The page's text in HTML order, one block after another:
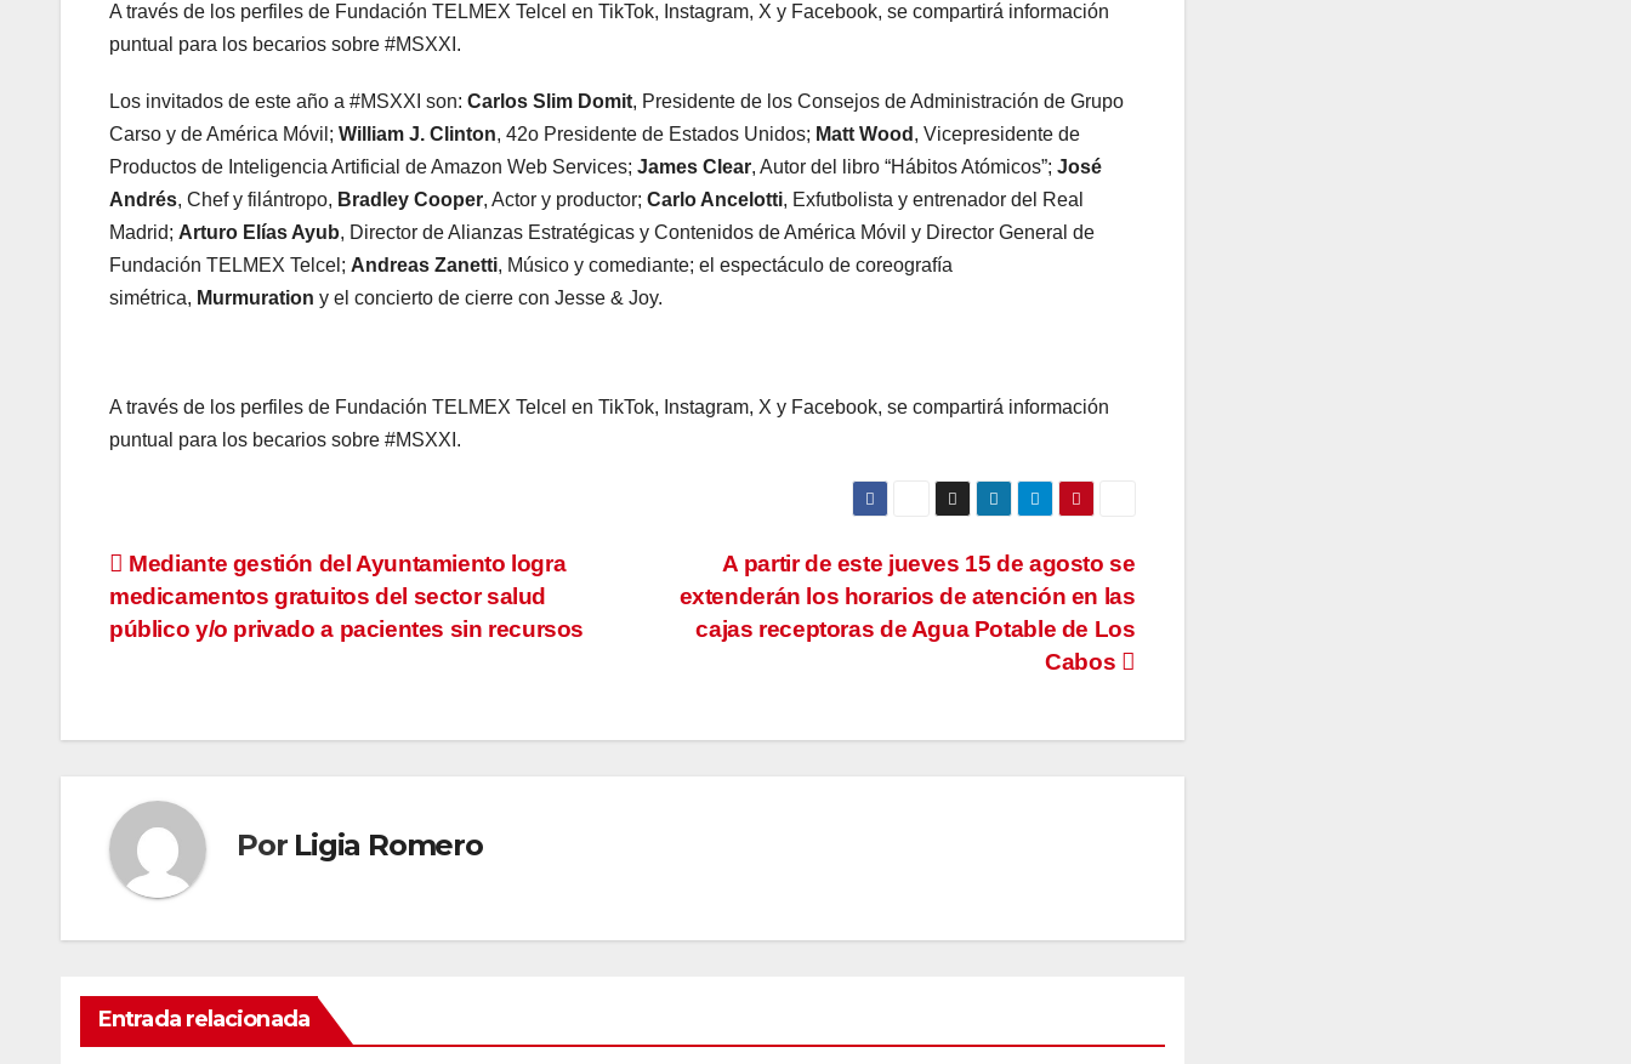
A través de los perfiles de Fundación TELMEX Telcel en TikTok, Instagram, X y Facebook, se compartirá información
puntual para los becarios sobre #MSXXI.
Los invitados de este año a #MSXXI son: Carlos Slim Domit, Presidente de los Consejos de Administración de Grupo
Carso y de América Móvil; William J. Clinton, 42o Presidente de Estados Unidos; Matt Wood , Vicepresidente de
Productos de Inteligencia Artificial de Amazon Web Services; James Clear, Autor del libro “Hábitos Atómicos”; José
Andrés, Chef y filántropo, Bradley Cooper, Actor y productor; Carlo Ancelotti, Exfutbolista y entrenador del Real
Madrid; Arturo Elías Ayub, Director de Alianzas Estratégicas y Contenidos de América Móvil y Director General de
Fundación TELMEX Telcel; Andreas Zanetti, Músico y comediante; el espectáculo de coreografía
simétrica, Murmuration y el concierto de cierre con Jesse & Joy.
A través de los perfiles de Fundación TELMEX Telcel en TikTok, Instagram, X y Facebook, se compartirá información
puntual para los becarios sobre #MSXXI.
Navegación
de
A partir de este jueves 15 de agosto se
extenderán los horarios de atención en las
cajas receptoras de Agua Potable de Los
Cabos
Mediante gestión del Ayuntamiento logra
medicamentos gratuitos del sector salud
público y/o privado a pacientes sin recursos
Por Ligia Romero
Entrada relacionada